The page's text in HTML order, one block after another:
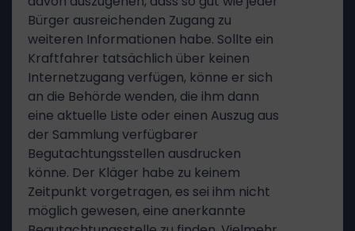
Bürger ausreichenden Zugang zu
weiteren Informationen habe. Sollte ein
Kraftfahrer tatsächlich über keinen
Internetzugang verfügen, könne er sich
an die Behörde wenden, die ihm dann
eine aktuelle Liste oder einen Auszug aus
der Sammlung verfügbarer
Begutachtungsstellen ausdrucken
könne. Der Kläger habe zu keinem
Zeitpunkt vorgetragen, es sei ihm nicht
möglich gewesen, eine anerkannte